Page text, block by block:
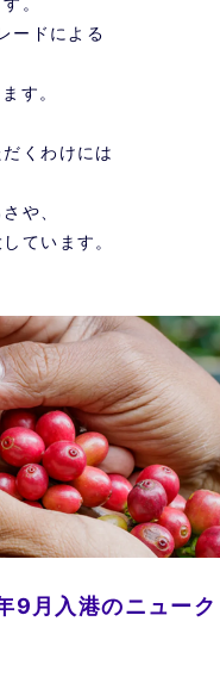
ードによる
す。
くわけには
や、
ています。
9月入港のニューク